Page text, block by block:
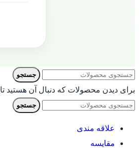
جستجو
برای دیدن محصولات که دنبال آن هستید
جستجو
علاقه مندی
مقایسه